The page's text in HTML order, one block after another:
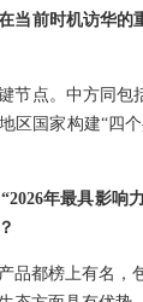
当前时机访华
节点。中方同
区国家构建“四
年最具影
品都榜上有名